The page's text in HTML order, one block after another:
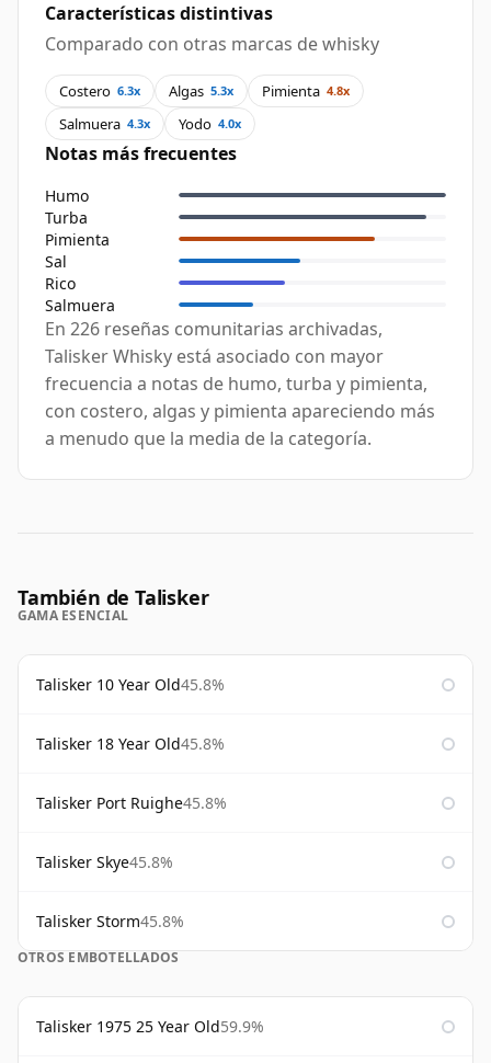
Características distintivas
Comparado con otras marcas de whisky
Costero 6.3x Algas 5.3x Pimienta 4.8x
Salmuera 4.3x Yodo 4.0x
Notas más frecuentes
Humo
Turba
Pimienta
Sal
Rico
Salmuera
En 226 reseñas comunitarias archivadas,
Talisker Whisky está asociado con mayor
frecuencia a notas de humo, turba y pimienta,
con costero, algas y pimienta apareciendo más
a menudo que la media de la categoría.
También de Talisker
GAMA ESENCIAL
Talisker 10 Year Old45.8%
Talisker 18 Year Old45.8%
Talisker Port Ruighe45.8%
Talisker Skye45.8%
Talisker Storm45.8%
OTROS EMBOTELLADOS
Talisker 1975 25 Year Old59.9%